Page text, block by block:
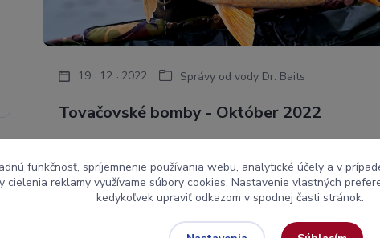
Tovačovské bomby - Október 2022
19 12 2022 Správy od vody Dr. Baits
Koniec októbra 2022, to bol ten čas ktorý sme
V nedeľu 23. októbra o 3 hodine ráno sadám do
k našim bratom Čechom.
funkčnosť, spríjemnenie používania webu, analytické účely a v
cielenia reklamy využívame súbory cookies. Nastavenie vlastných
kedykoľvek upraviť odkazom v spodnej časti stránok.